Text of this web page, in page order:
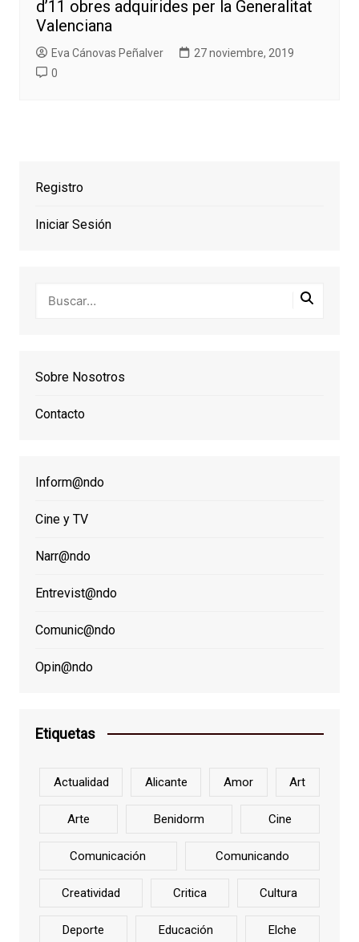
d’11 obres adquirides per la Generalitat
Valenciana
Eva Cánovas Peñalver
27 noviembre, 2019
0
Registro
Iniciar Sesión
Sobre Nosotros
Contacto
Inform@ndo
Cine y TV
Narr@ndo
Entrevist@ndo
Comunic@ndo
Opin@ndo
Etiquetas
Actualidad Alicante Amor Art
Arte Benidorm Cine
Comunicación Comunicando
Creatividad Critica Cultura
Deporte Educación Elche